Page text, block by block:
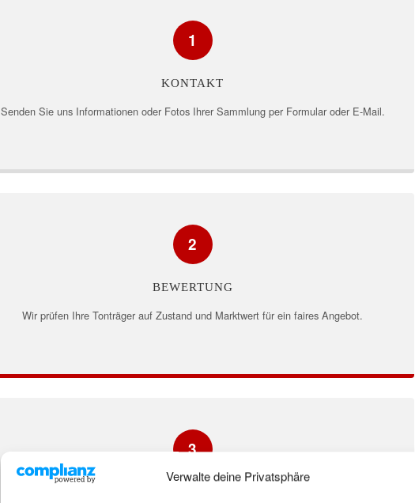
Verwalte deine Privatsphäre
1
KONTAKT
Senden Sie uns Informationen oder Fotos Ihrer Sammlung per Formular oder E-Mail.
2
BEWERTUNG
Wir prüfen Ihre Tonträger auf Zustand und Marktwert für ein faires Angebot.
3